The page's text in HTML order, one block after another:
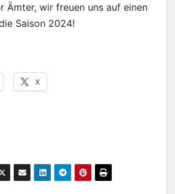
Ämter, wir freuen uns auf einen
Saison 2024!
X